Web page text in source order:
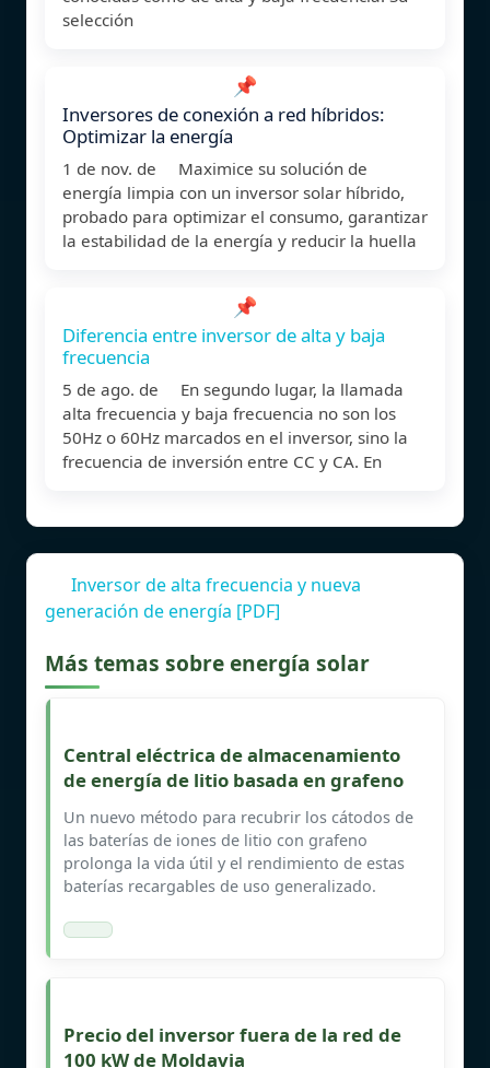
selección
📌
Inversores de conexión a red híbridos:
Optimizar la energía
1 de nov. de Maximice su solución de
energía limpia con un inversor solar híbrido,
probado para optimizar el consumo, garantizar
la estabilidad de la energía y reducir la huella
📌
Diferencia entre inversor de alta y baja
frecuencia
5 de ago. de En segundo lugar, la llamada
alta frecuencia y baja frecuencia no son los
50Hz o 60Hz marcados en el inversor, sino la
frecuencia de inversión entre CC y CA. En
Inversor de alta frecuencia y nueva
generación de energía [PDF]
Más temas sobre energía solar
Central eléctrica de almacenamiento
de energía de litio basada en grafeno
Un nuevo método para recubrir los cátodos de
las baterías de iones de litio con grafeno
prolonga la vida útil y el rendimiento de estas
baterías recargables de uso generalizado.
Precio del inversor fuera de la red de
100 kW de Moldavia